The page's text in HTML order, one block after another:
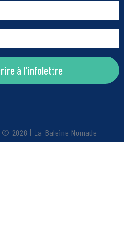
à l'infolettre
2026 | La Baleine Nomade